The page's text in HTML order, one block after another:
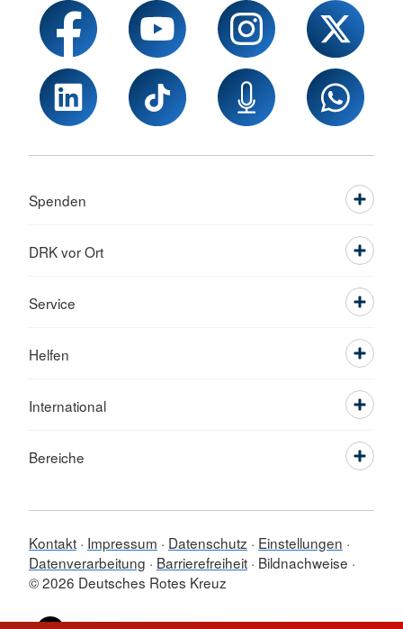
Spenden
DRK vor Ort
Service
Helfen
International
Bereiche
Kontakt Impressum Datenschutz
Einstellungen
Datenverarbeitung
Barrierefreiheit Bildnachweise
© 2026 Deutsches Rotes Kreuz
Sprache wechseln zu